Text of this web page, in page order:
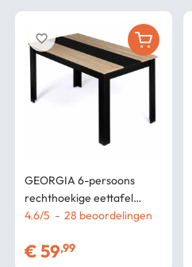
GEORGIA 6-persoons
rechthoekige eettafel
zwart en beuken imitatie
4.6/5 - 28 beoordelingen
€59,99
favorite_border